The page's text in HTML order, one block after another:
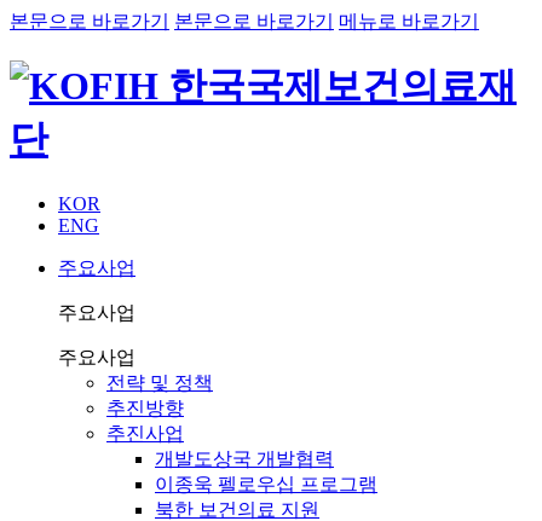
본문으로 바로가기 본문으로 바로가기 메뉴로 바로가기
KOR
ENG
주요사업
주요사업
주요사업
전략 및 정책
추진방향
추진사업
개발도상국 개발협력
이종욱 펠로우십 프로그램
북한 보건의료 지원